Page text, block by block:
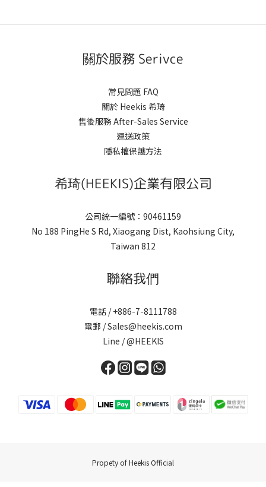
關於服務 Serivce
常見問題 FAQ
關於 Heekis 希琦
售後服務 After-Sales Service
運送政策
隱私權保護方法
希琦(HEEKIS)企業有限公司
公司統一編號：90461159
No 188 PingHe S Rd, Xiaogang Dist, Kaohsiung City,
Taiwan 812
聯絡我們
電話 / +886-7-8111788
電郵 / Sales@heekis.com
Line / @HEEKIS
Propety of Heekis Official